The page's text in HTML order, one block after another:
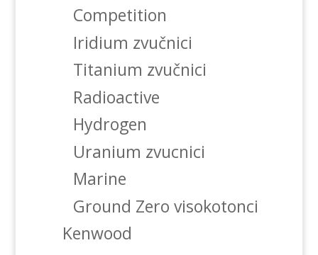
Competition
Iridium zvučnici
Titanium zvučnici
Radioactive
Hydrogen
Uranium zvucnici
Marine
Ground Zero visokotonci
Kenwood